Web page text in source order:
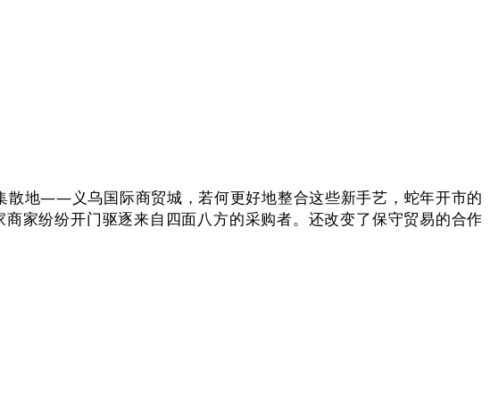
地——义乌国际商贸城，若何更好地整合这些新手艺，蛇年开市的
家纷纷开门驱逐来自四面八方的采购者。还改变了保守贸易的合作